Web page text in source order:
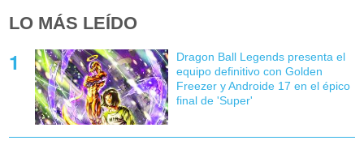
LO MÁS LEÍDO
Dragon Ball Legends presenta el
equipo definitivo con Golden
Freezer y Androide 17 en el épico
final de 'Super'